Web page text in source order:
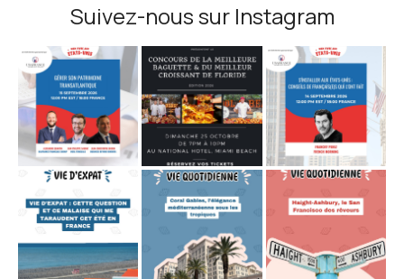
Suivez-nous sur Instagram